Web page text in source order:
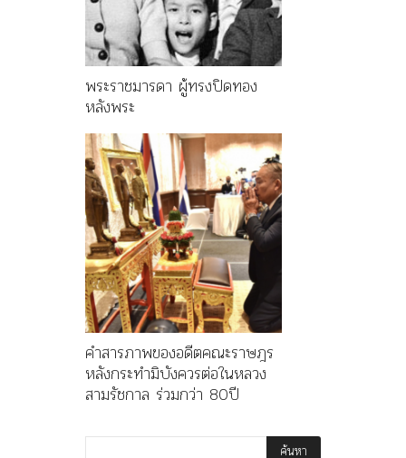
พระราชมารดา ผู้ทรงปิดทอง
หลังพระ
คำสารภาพของอดีตคณะราษฎร
หลังกระทำมิบังควรต่อในหลวง
สามรัชกาล ร่วมกว่า 80ปี